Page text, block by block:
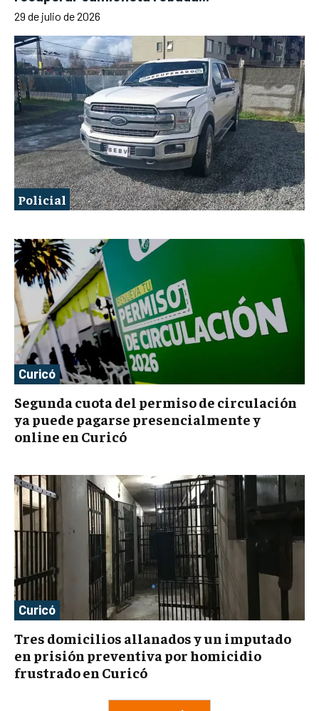
29 de julio de 2026
Policial
Curicó
Segunda cuota del permiso de circulación
ya puede pagarse presencialmente y
online en Curicó
Curicó
Tres domicilios allanados y un imputado
en prisión preventiva por homicidio
frustrado en Curicó